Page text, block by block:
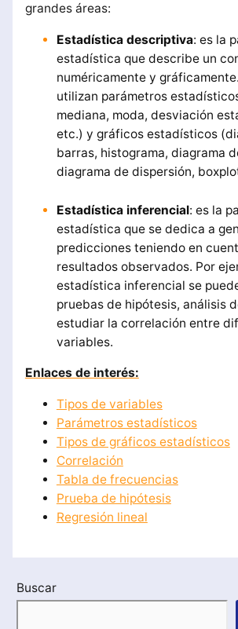
grandes áreas:
Estadística descriptiva: es la
estadística que describe un
numéricamente y
utilizan parámetros
mediana, moda, desviación
etc.) y gráficos estadísticos
barras, histograma, diagrama
diagrama de dispersión,
Estadística inferencial: es la
estadística que se dedica a
predicciones teniendo en
resultados observados. Por
estadística inferencial se
pruebas de hipótesis, análisis
estudiar la correlación entre
variables.
Enlaces de interés:
Tipos de variables
Parámetros estadísticos
Tipos de gráficos estadísticos
Correlación
Tabla de frecuencias
Prueba de hipótesis
Regresión lineal
Buscar